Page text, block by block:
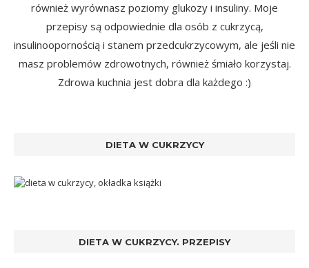
również wyrównasz poziomy glukozy i insuliny. Moje
przepisy są odpowiednie dla osób z cukrzycą,
insulinoopornością i stanem przedcukrzycowym, ale jeśli nie
masz problemów zdrowotnych, również śmiało korzystaj.
Zdrowa kuchnia jest dobra dla każdego :)
DIETA W CUKRZYCY
DIETA W CUKRZYCY. PRZEPISY